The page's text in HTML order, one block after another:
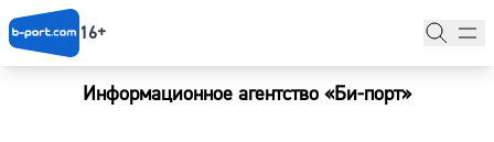
16+
Информационное агентство «Би-порт»